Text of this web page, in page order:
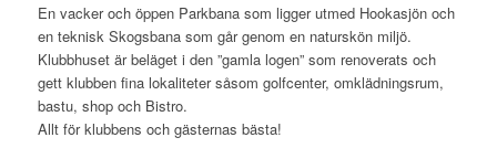
En vacker och öppen Parkbana som ligger utmed Hookasjön och
en teknisk Skogsbana som går genom en naturskön miljö.
Klubbhuset är beläget i den ”gamla logen” som renoverats och
gett klubben fina lokaliteter såsom golfcenter, omklädningsrum,
bastu, shop och Bistro.
Allt för klubbens och gästernas bästa!